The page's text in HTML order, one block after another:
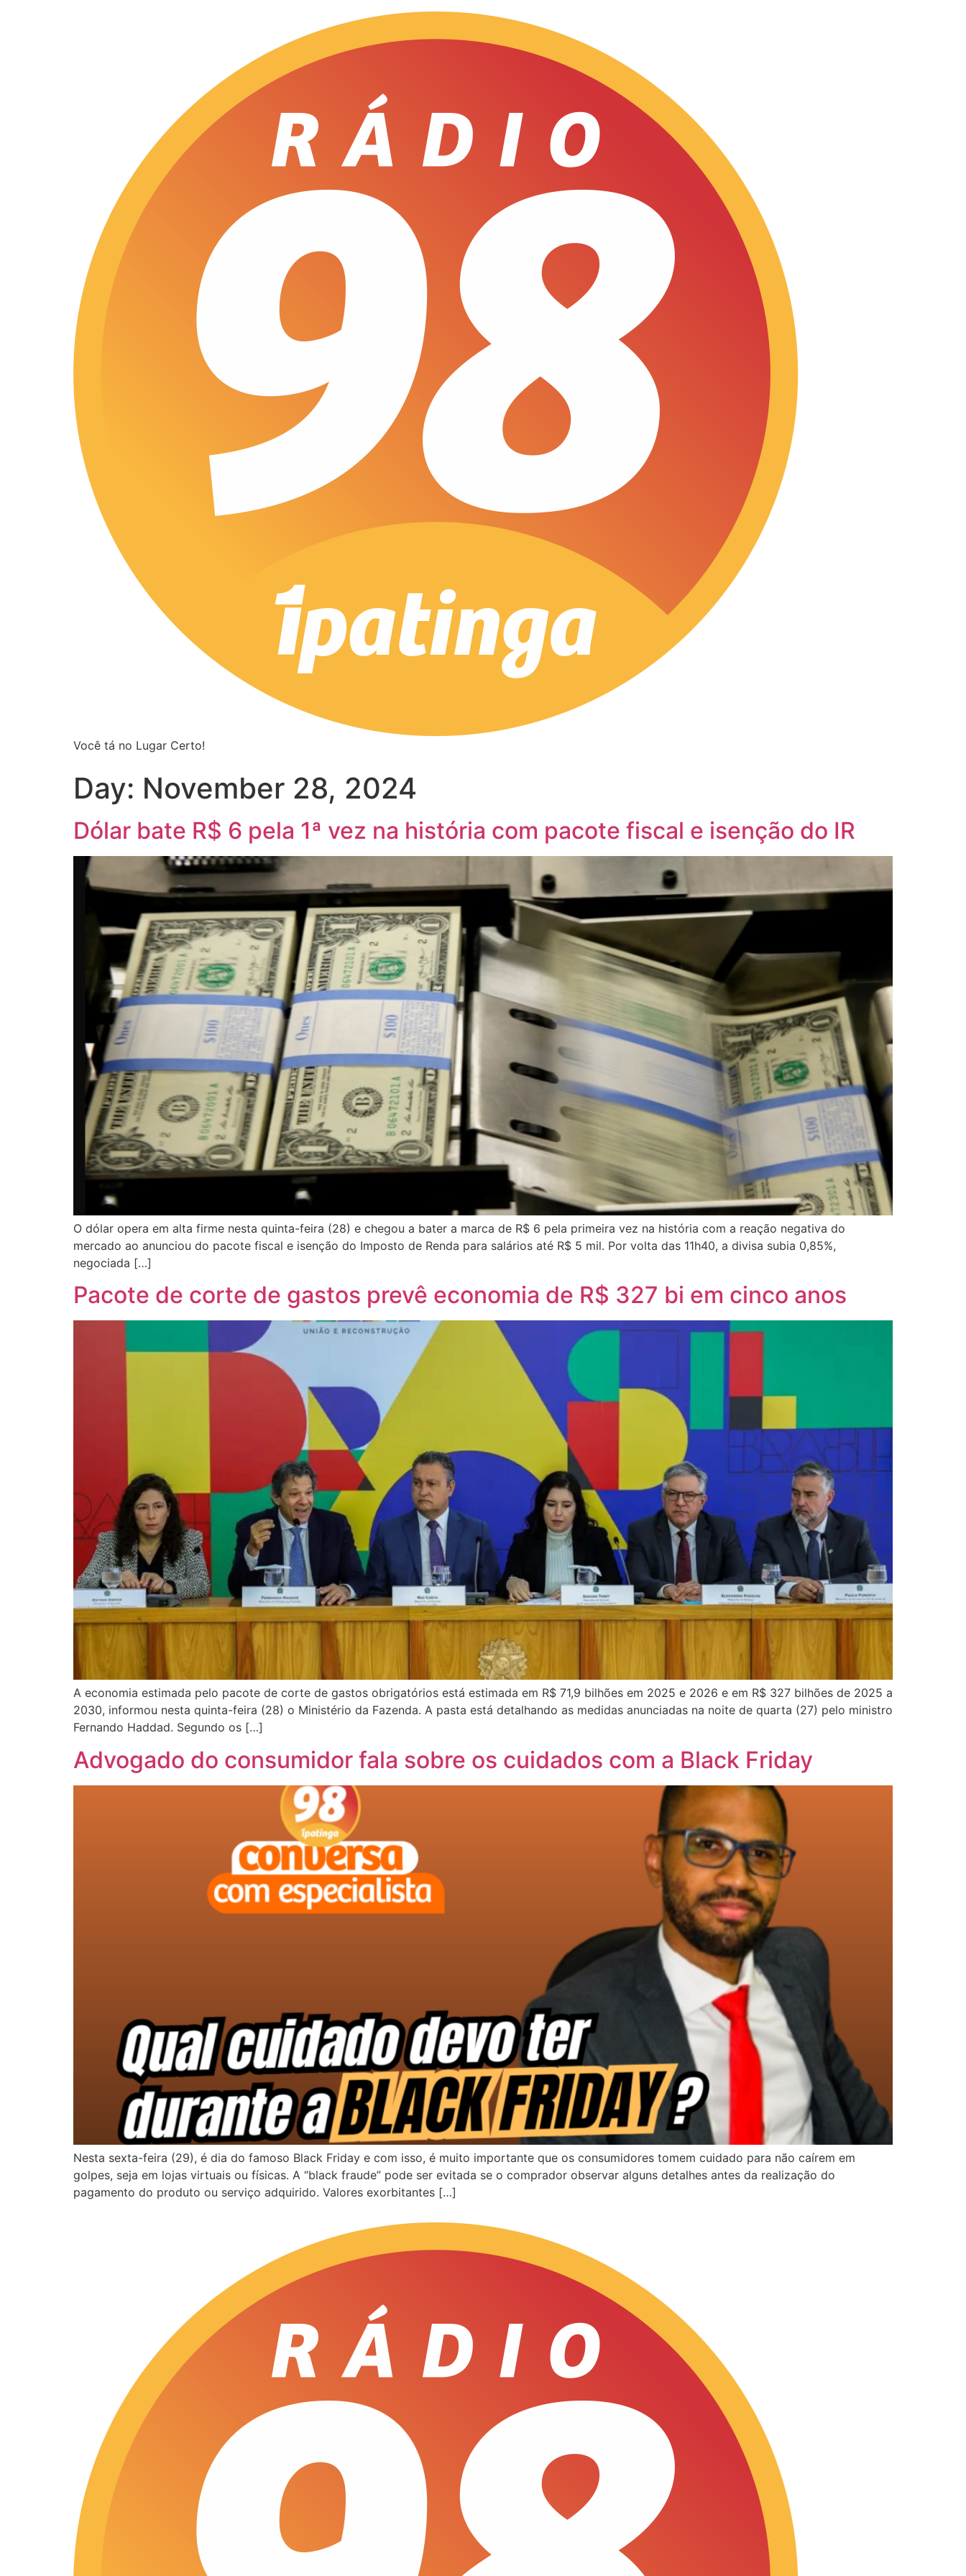
Você tá no Lugar Certo!
Day: November 28, 2024
Dólar bate R$ 6 pela 1ª vez na história com pacote fiscal e isenção do IR
O dólar opera em alta firme nesta quinta-feira (28) e chegou a bater a marca de R$ 6 pela primeira vez na história com a reação negativa do
mercado ao anunciou do pacote fiscal e isenção do Imposto de Renda para salários até R$ 5 mil. Por volta das 11h40, a divisa subia 0,85%,
negociada […]
Pacote de corte de gastos prevê economia de R$ 327 bi em cinco anos
A economia estimada pelo pacote de corte de gastos obrigatórios está estimada em R$ 71,9 bilhões em 2025 e 2026 e em R$ 327 bilhões de 2025 a
2030, informou nesta quinta-feira (28) o Ministério da Fazenda. A pasta está detalhando as medidas anunciadas na noite de quarta (27) pelo ministro
Fernando Haddad. Segundo os […]
Advogado do consumidor fala sobre os cuidados com a Black Friday
Nesta sexta-feira (29), é dia do famoso Black Friday e com isso, é muito importante que os consumidores tomem cuidado para não caírem em
golpes, seja em lojas virtuais ou físicas. A “black fraude” pode ser evitada se o comprador observar alguns detalhes antes da realização do
pagamento do produto ou serviço adquirido. Valores exorbitantes […]